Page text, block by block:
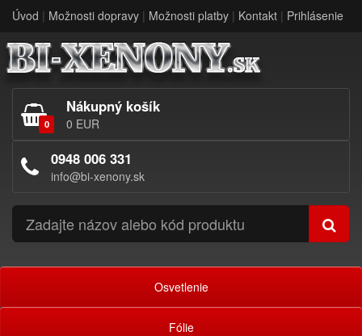
Úvod | Možnosti dopravy | Možnosti platby | Kontakt | Prihlásenie
0
Nákupný košík
0 EUR
0948 006 331
info@bi-xenony.sk
Osvetlenie
Fólie